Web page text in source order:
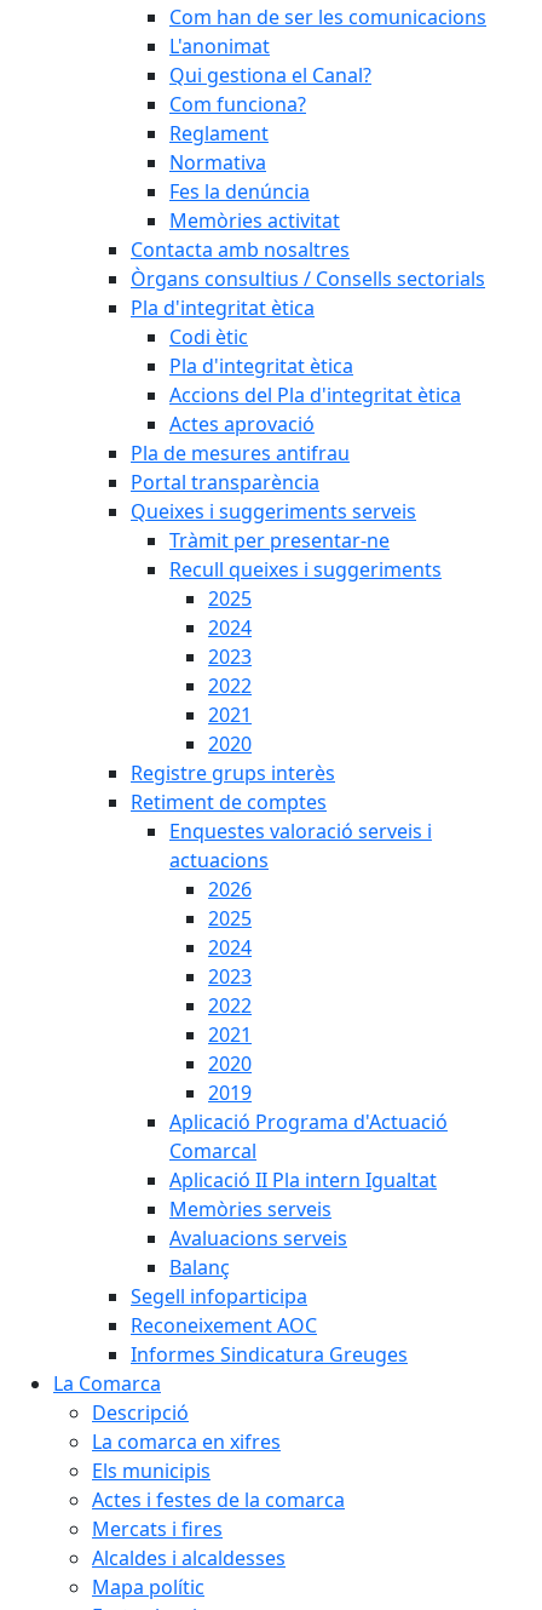
Com han de ser les comunicacions
L'anonimat
Qui gestiona el Canal?
Com funciona?
Reglament
Normativa
Fes la denúncia
Memòries activitat
Contacta amb nosaltres
Òrgans consultius / Consells sectorials
Pla d'integritat ètica
Codi ètic
Pla d'integritat ètica
Accions del Pla d'integritat ètica
Actes aprovació
Pla de mesures antifrau
Portal transparència
Queixes i suggeriments serveis
Tràmit per presentar-ne
Recull queixes i suggeriments
2025
2024
2023
2022
2021
2020
Registre grups interès
Retiment de comptes
Enquestes valoració serveis i
actuacions
2026
2025
2024
2023
2022
2021
2020
2019
Aplicació Programa d'Actuació
Comarcal
Aplicació II Pla intern Igualtat
Memòries serveis
Avaluacions serveis
Balanç
Segell infoparticipa
Reconeixement AOC
Informes Sindicatura Greuges
La Comarca
Descripció
La comarca en xifres
Els municipis
Actes i festes de la comarca
Mercats i fires
Alcaldes i alcaldesses
Mapa polític